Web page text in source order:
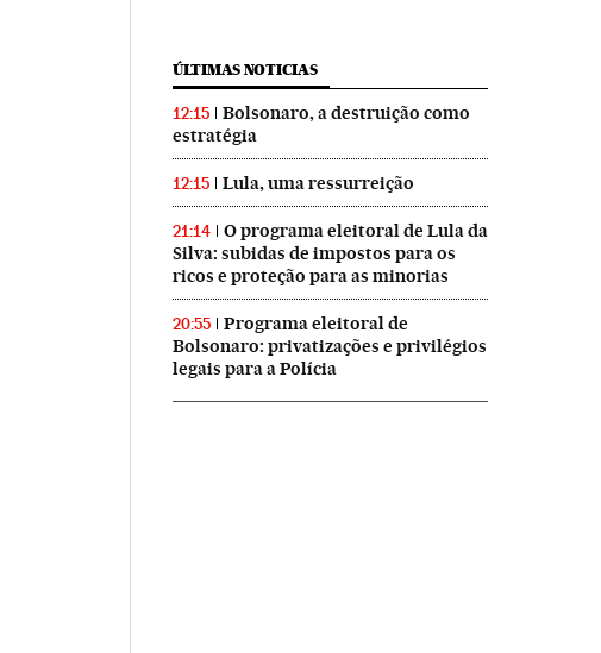
ÚLTIMAS NOTICIAS
12:15
Bolsonaro, a destruição como
estratégia
12:15 Lula, uma ressurreição
21:14
O programa eleitoral de Lula da
Silva: subidas de impostos para os
ricos e proteção para as minorias
20:55
Programa eleitoral de
Bolsonaro: privatizações e privilégios
legais para a Polícia